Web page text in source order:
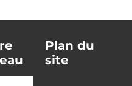
Plan du
site